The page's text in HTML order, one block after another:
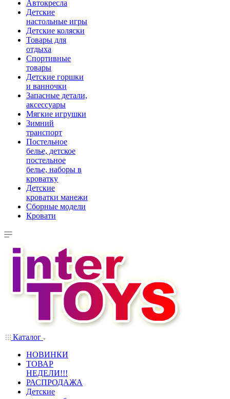
Автокресла
Детские
настольные игры
Детские коляски
Товары для
отдыха
Спортивные
товары
Детские горшки
и ванночки
Запасные детали,
аксессуары
Мягкие игрушки
Зимний
транспорт
Постельное
белье, детское
постельное
белье, наборы в
кроватку
Детские
кроватки манежи
Сборные модели
Кровати
Каталог
НОВИНКИ
ТОВАР
НЕДЕЛИ!!!
РАСПРОДАЖА
Детские